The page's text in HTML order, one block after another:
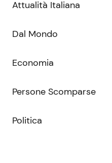
Attualità Italiana
Dal Mondo
Economia
Persone Scomparse
Politica